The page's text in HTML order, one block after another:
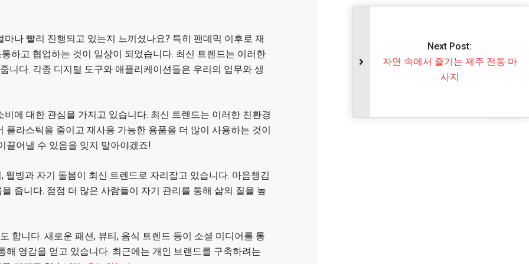
나 빨리 진행되고 있는지 느끼셨나요? 특히 팬데믹 이후로 재
하고 협업하는 것이 일상이 되었습니다. 최신 트렌드는 이러한
니다. 각종 디지털 도구와 애플리케이션들은 우리의 업무와 생
에 대한 관심을 가지고 있습니다. 최신 트렌드는 이러한 친환경
라스틱을 줄이고 재사용 가능한 용품을 더 많이 사용하는 것이
끌어낼 수 있음을 잊지 말아야겠죠!
빙과 자기 돌봄이 최신 트렌드로 자리잡고 있습니다. 마음챙김
줍니다. 점점 더 많은 사람들이 자기 관리를 통해 삶의 질을 높
합니다. 새로운 패션, 뷰티, 음식 트렌드 등이 소셜 미디어를 통
영감을 얻고 있습니다. 최근에는 개인 브랜드를 구축하려는
Next Post:
자연 속에서 즐기는 제주 전통 마
사지